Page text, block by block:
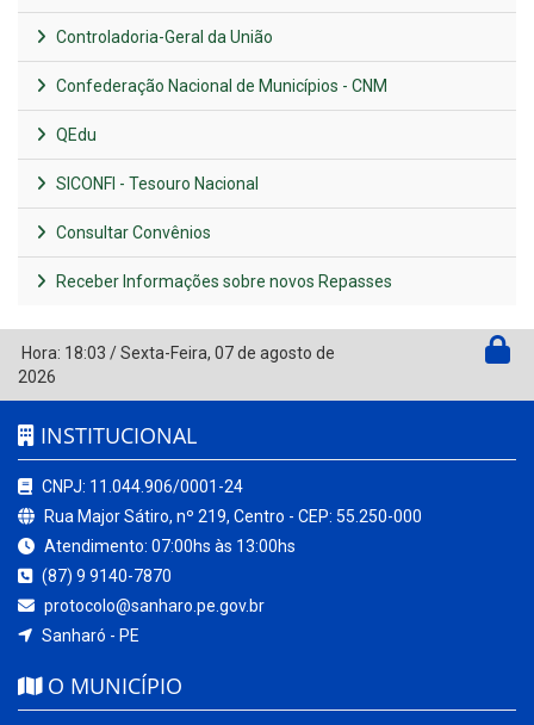
Controladoria-Geral da União
Confederação Nacional de Municípios - CNM
QEdu
SICONFI - Tesouro Nacional
Consultar Convênios
Receber Informações sobre novos Repasses
Hora: 18:03 /Sexta-Feira, 07 de agosto de
2026
INSTITUCIONAL
CNPJ: 11.044.906/0001-24
Rua Major Sátiro, nº 219, Centro - CEP: 55.250-000
Atendimento: 07:00hs às 13:00hs
(87) 9 9140-7870
protocolo@sanharo.pe.gov.br
Sanharó - PE
O MUNICÍPIO